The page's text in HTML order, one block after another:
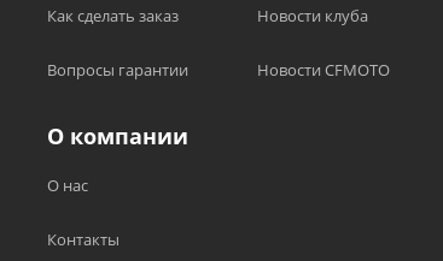
Как сделать заказ
Вопросы гарантии
Новости клуба
Новости CFMOTO
О компании
О нас
Контакты